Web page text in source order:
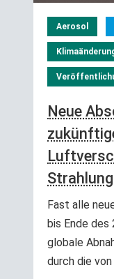
Aerosol
Neue
Fast alle
bis Ende des
globale
durch die